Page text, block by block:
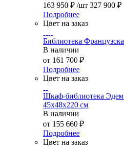
163 950 ₽ /шт 327 900 ₽
Подробнее
Цвет на заказ
Библиотека
В наличии
от 161 700 ₽
Подробнее
Цвет на заказ
Шкаф-библиотека Эдем
45х48х220 см
В наличии
от 155 660 ₽
Подробнее
Цвет на заказ